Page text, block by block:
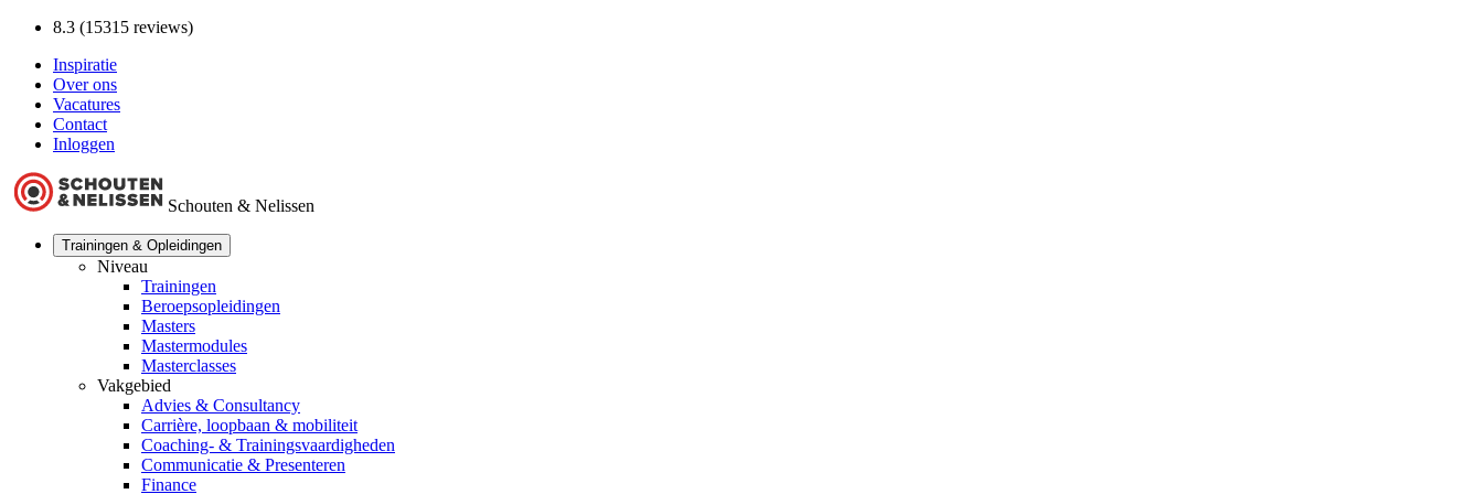
8.3 (15315 reviews)
Inspiratie
Over ons
Vacatures
Contact
Inloggen
Schouten & Nelissen
Trainingen & Opleidingen
Niveau
Trainingen
Beroepsopleidingen
Masters
Mastermodules
Masterclasses
Vakgebied
Advies & Consultancy
Carrière, loopbaan & mobiliteit
Coaching- & Trainingsvaardigheden
Communicatie & Presenteren
Finance